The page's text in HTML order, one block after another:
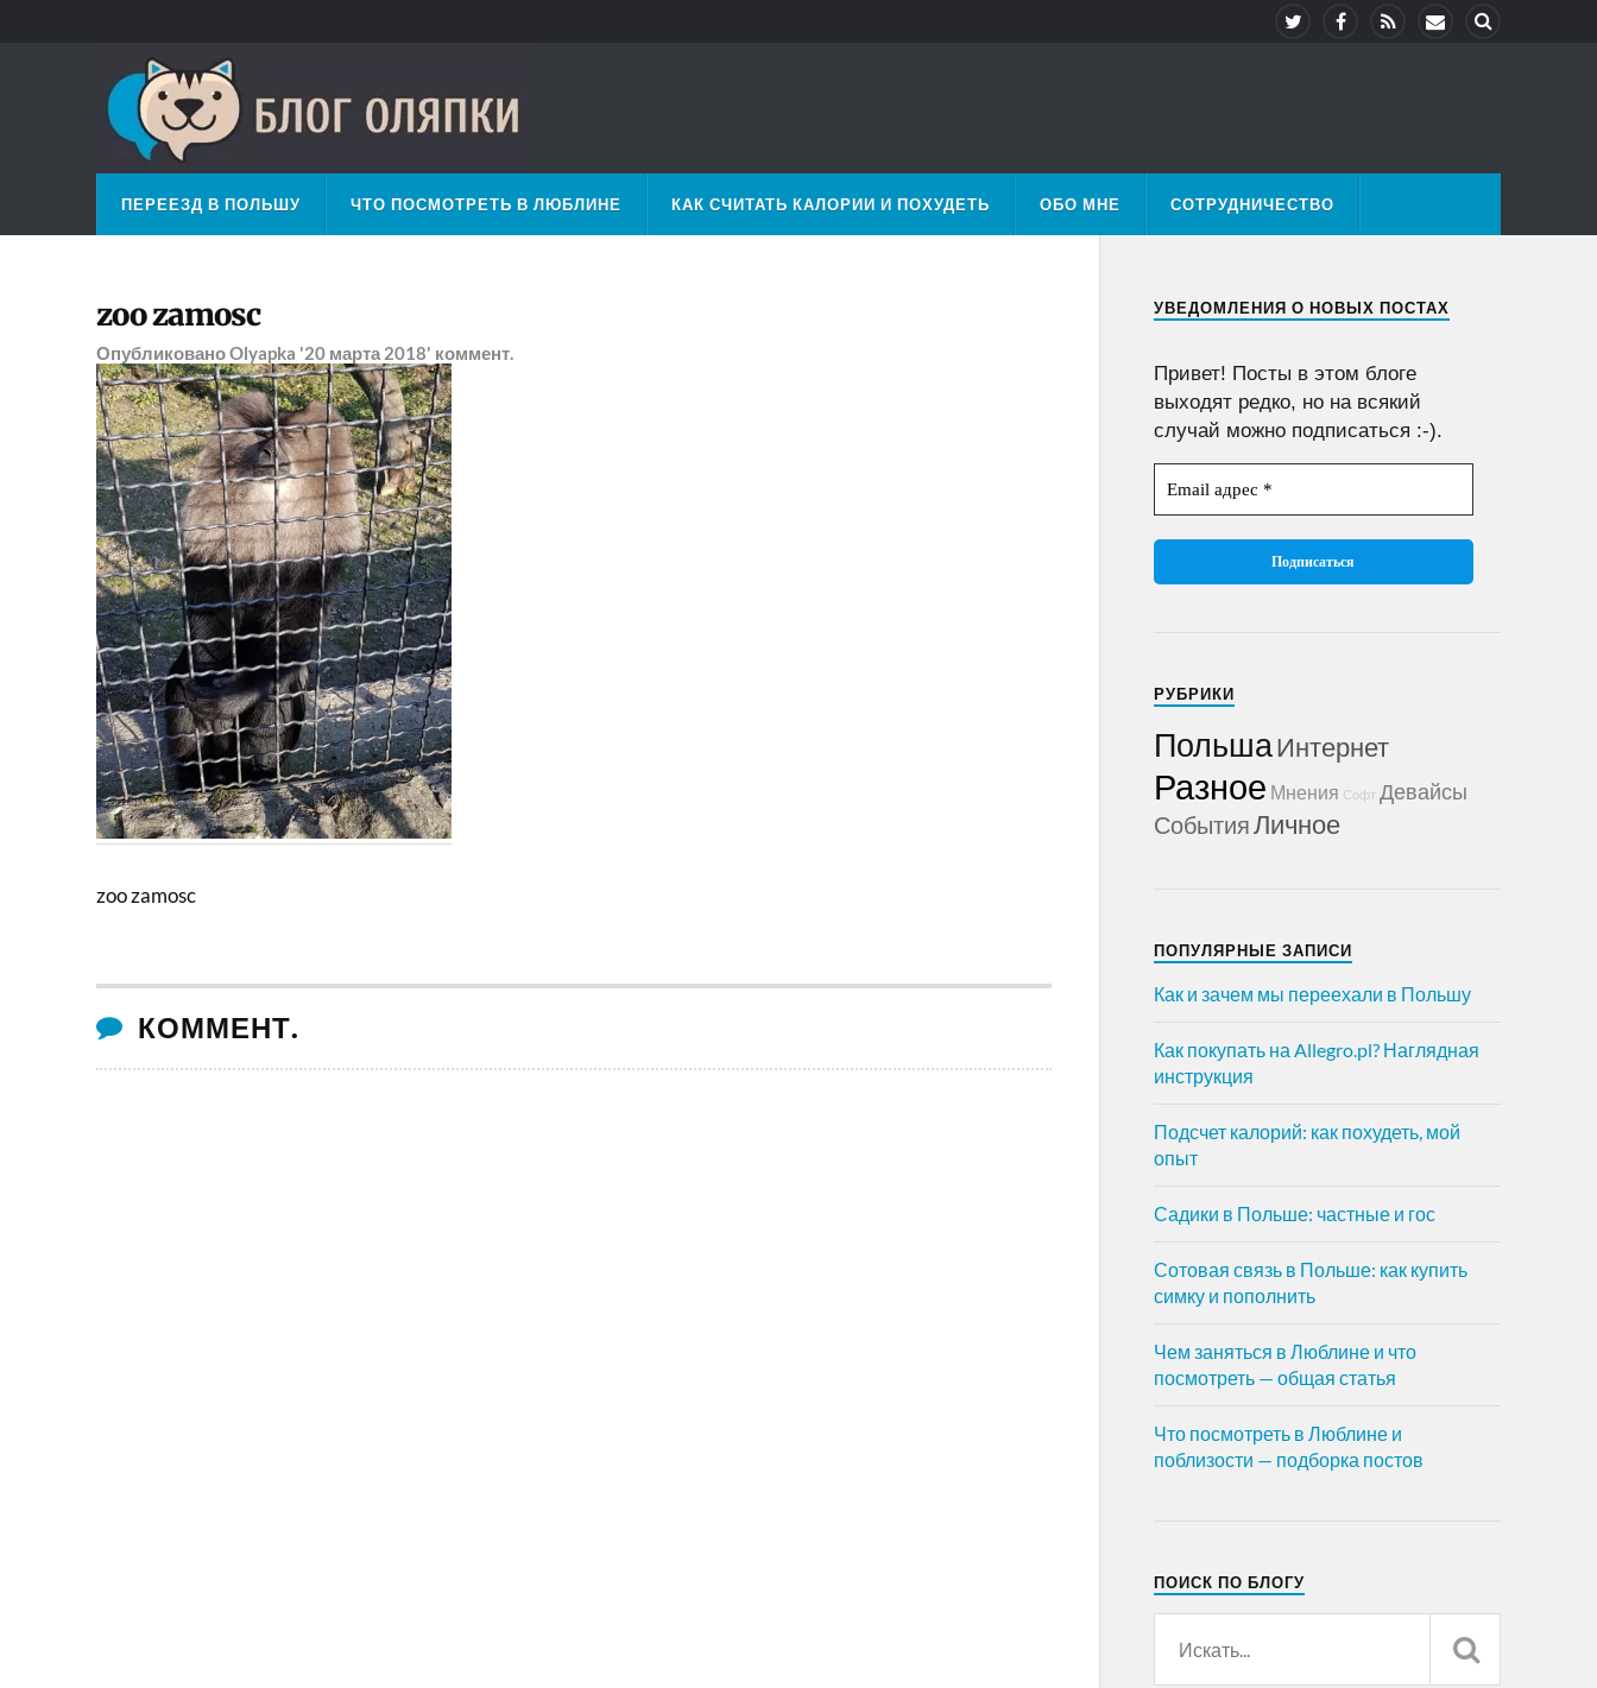
ПЕРЕЕЗД В ПОЛЬШУ ЧТО ПОСМОТРЕТЬ В ЛЮБЛИНЕ КАК СЧИТАТЬ КАЛОРИИ И ПОХУДЕТЬ ОБО МНЕ СОТРУДНИЧЕСТВО
zoo zamosc
ОпубликованоOlyapka '20 марта 2018' коммент.
zoo zamosc
КОММЕНТ.
УВЕДОМЛЕНИЯ О НОВЫХ ПОСТАХ
Привет! Посты в этом блоге
выходят редко, но на всякий
случай можно подписаться :-).
РУБРИКИ
ПольшаИнтернет
Разное Мнения Софт Девайсы
СобытияЛичное
ПОПУЛЯРНЫЕ ЗАПИСИ
Как и зачем мы переехали в Польшу
Как покупать на Allegro.pl? Наглядная
инструкция
Подсчет калорий: как похудеть, мой
опыт
Садики в Польше: частные и гос
Сотовая связь в Польше: как купить
симку и пополнить
Чем заняться в Люблине и что
посмотреть — общая статья
Что посмотреть в Люблине и
поблизости — подборка постов
ПОИСК ПО БЛОГУ